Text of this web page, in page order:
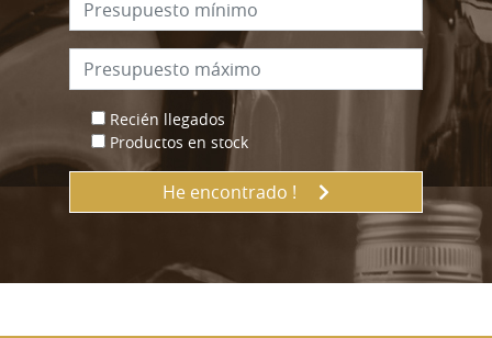
Recién llegados
Productos en stock
He encontrado !